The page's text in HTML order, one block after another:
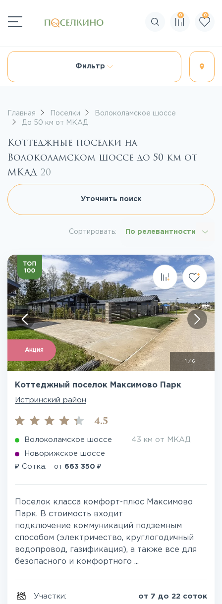
Поиск по сайту
0 0
Фильтр
Главная Поселки
Волоколамское шоссе
До 50 км от МКАД
Коттеджные поселки на
Волоколамском шоссе до 50 км от
МКАД 20
Уточнить поиск
Сортировать: По релевантности
Акция
/ 6
Коттеджный поселок Максимово Парк
Истринский район
4.5
Волоколамское шоссе 43 км от МКАД
Новорижское шоссе
₽ Сотка: от 663 350 ₽
Поселок класса комфорт-плюс Максимово
Парк. В стоимость входит
подключение коммуникаций подземным
способом (электричество, круглогодичный
водопровод, газификация), а также все для
безопасного и комфортного ...
Участки: от 7 до 22 соток